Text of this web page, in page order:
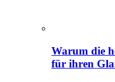
Warum die
für ihren